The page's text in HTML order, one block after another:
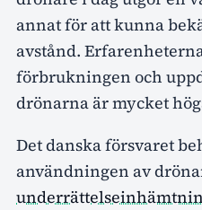
annat för att kunna
avstånd.
förbrukningen och
drönarna är mycket
Det danska försvaret
användningen av